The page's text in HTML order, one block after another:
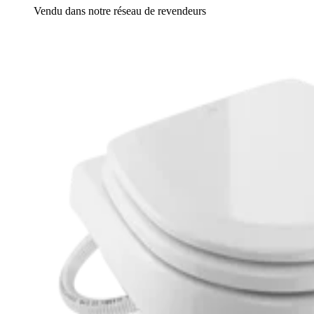
Vendu dans notre réseau de revendeurs